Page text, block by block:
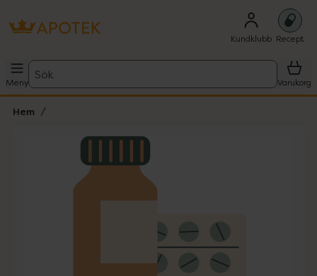
Kundklubb Recept
Meny
Sök
Varukorg
Hem
Lista: . Innehåller 1 objekt.